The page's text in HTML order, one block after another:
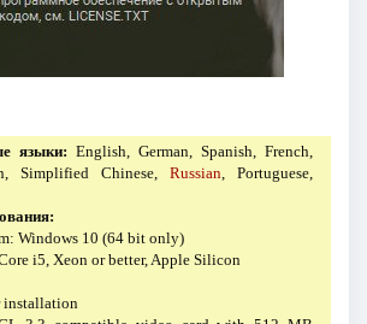
языки: English, German, Spanish, French,
Simplified Chinese, Russian, Portuguese,
Windows 10 (64 bit only)
i5, Xeon or better, Apple Silicon
installation